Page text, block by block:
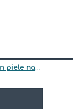
Adidasi baieti din piele naturala model HARRIS